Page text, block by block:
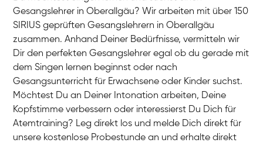
Gesangslehrer in Oberallgäu? Wir arbeiten mit über 150
SIRIUS geprüften Gesangslehrern in Oberallgäu
zusammen. Anhand Deiner Bedürfnisse, vermitteln wir
Dir den perfekten Gesangslehrer egal ob du gerade mit
dem Singen lernen beginnst oder nach
Gesangsunterricht für Erwachsene oder Kinder suchst.
Möchtest Du an Deiner Intonation arbeiten, Deine
Kopfstimme verbessern oder interessierst Du Dich für
Atemtraining? Leg direkt los und melde Dich direkt für
unsere kostenlose Probestunde an und erhalte direkt